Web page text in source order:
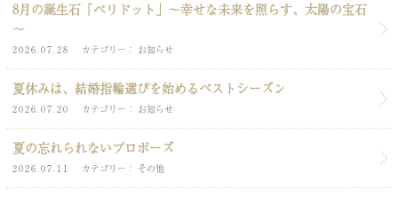
8月の誕生石「ペリドット」～幸せな未来を照らす、太陽の宝石
～
2026.07.28 カテゴリー お知らせ
夏休みは、結婚指輪選びを始めるベストシーズン
2026.07.20 カテゴリー お知らせ
夏の忘れられないプロポーズ
2026.07.11 カテゴリー その他